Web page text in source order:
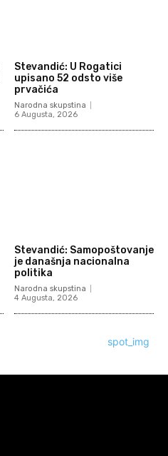
Stevandić: U Rogatici
upisano 52 odsto više
prvačića
Narodna skupstina
6 Augusta, 2026
Stevandić: Samopoštovanje
je današnja nacionalna
politika
Narodna skupstina
4 Augusta, 2026